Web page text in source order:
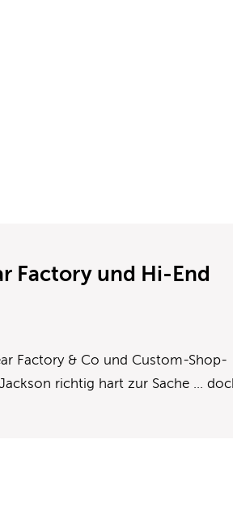
Factory und Hi-End
Factory & Co und Custom-Shop-
richtig hart zur Sache …